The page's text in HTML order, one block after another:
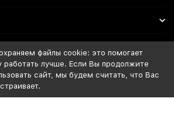
файлы cookie: это помогает
работать лучше. Если Вы продолжите
сайт, мы будем считать, что Вас